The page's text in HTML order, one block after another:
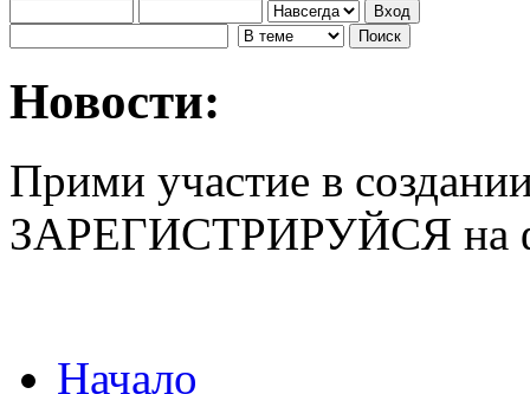
Новости:
Прими участие в
ЗАРЕГИСТРИРУЙСЯ на
Начало